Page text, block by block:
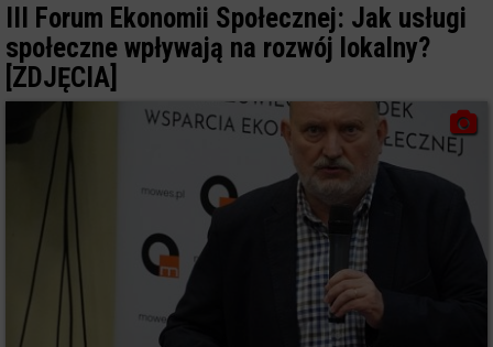
III Forum Ekonomii Społecznej: Jak usługi
społeczne wpływają na rozwój lokalny?
[ZDJĘCIA]